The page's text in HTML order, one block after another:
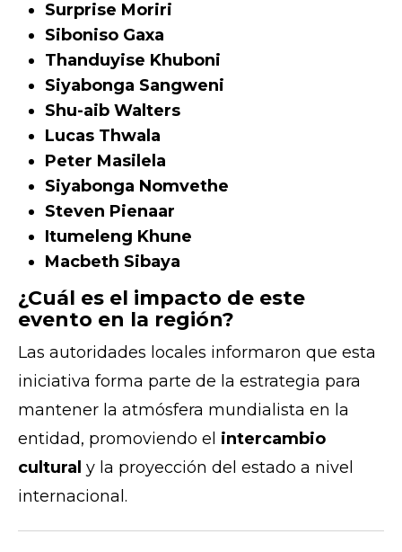
Surprise Moriri
Siboniso Gaxa
Thanduyise Khuboni
Siyabonga Sangweni
Shu-aib Walters
Lucas Thwala
Peter Masilela
Siyabonga Nomvethe
Steven Pienaar
Itumeleng Khune
Macbeth Sibaya
¿Cuál es el impacto de este
evento en la región?
Las autoridades locales informaron que esta
iniciativa forma parte de la estrategia para
mantener la atmósfera mundialista en la
entidad, promoviendo el intercambio
cultural y la proyección del estado a nivel
internacional.